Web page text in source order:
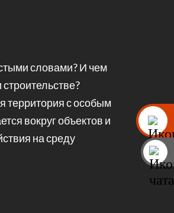
словами? И чем
территория с особым
вокруг объектов и
на среду